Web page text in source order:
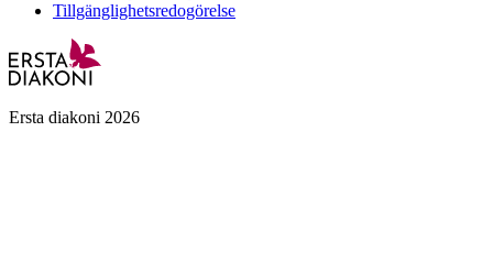
Tillgänglighetsredogörelse
Ersta diakoni 2026